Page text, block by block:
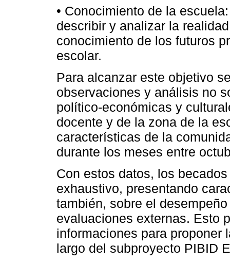
• Conocimiento de la
describir y analizar la
conocimiento de los futuros
escolar.
Para alcanzar este objetivo
observaciones y análisis no
político-económicas y
docente y de la zona de la
características de la
durante los meses entre
Con estos datos, los
exhaustivo, presentando
también, sobre el
evaluaciones externas. Esto
informaciones para proponer
largo del subproyecto PIBID